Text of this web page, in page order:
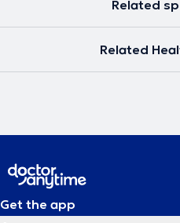
Related
Related
Get the app